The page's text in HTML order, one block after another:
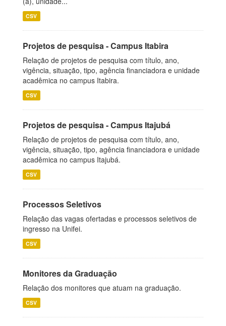
CSV
Projetos de pesquisa - Campus Itabira
Relação de projetos de pesquisa com título, ano,
vigência, situação, tipo, agência financiadora e unidade
acadêmica no campus Itabira.
CSV
Projetos de pesquisa - Campus Itajubá
Relação de projetos de pesquisa com título, ano,
vigência, situação, tipo, agência financiadora e unidade
acadêmica no campus Itajubá.
CSV
Processos Seletivos
Relação das vagas ofertadas e processos seletivos de
ingresso na Unifei.
CSV
Monitores da Graduação
Relação dos monitores que atuam na graduação.
CSV